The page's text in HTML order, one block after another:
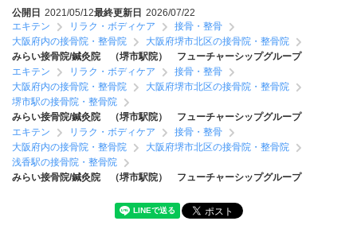
公開日 2021/05/12最終更新日 2026/07/22
エキテン
リラク・ボディケア
接骨・整骨
大阪府内の接骨院・整骨院
大阪府堺市北区の接骨院・整骨院
みらい接骨院/鍼灸院 （堺市駅院） フューチャーシップグループ
エキテン
リラク・ボディケア
接骨・整骨
大阪府内の接骨院・整骨院
大阪府堺市北区の接骨院・整骨院
堺市駅の接骨院・整骨院
みらい接骨院/鍼灸院 （堺市駅院） フューチャーシップグループ
エキテン
リラク・ボディケア
接骨・整骨
大阪府内の接骨院・整骨院
大阪府堺市北区の接骨院・整骨院
浅香駅の接骨院・整骨院
みらい接骨院/鍼灸院 （堺市駅院） フューチャーシップグループ